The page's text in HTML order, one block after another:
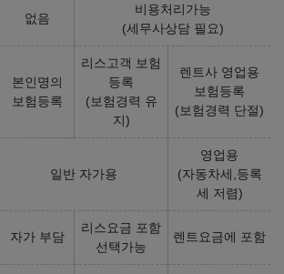
없음
비용처리가능
(세무사상담 필요)
본인명의
보험등록
리스고객 보험
등록
(보험경력 유
지)
렌트사 영업용
보험등록
(보험경력 단절)
일반 자가용
영업용
(자동차세,등록
세 저렴)
자가 부담
리스요금 포함
선택가능
렌트요금에 포함